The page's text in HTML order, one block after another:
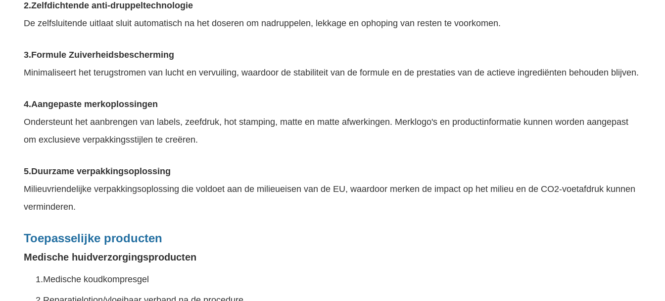
2.Zelfdichtende anti-druppeltechnologie
De zelfsluitende uitlaat sluit automatisch na het doseren om nadruppelen, lekkage en ophoping van resten te voorkomen.
3.Formule Zuiverheidsbescherming
Minimaliseert het terugstromen van lucht en vervuiling, waardoor de stabiliteit van de formule en de prestaties van de actieve ingrediënten behouden blijven.
4.Aangepaste merkoplossingen
Ondersteunt het aanbrengen van labels, zeefdruk, hot stamping, matte en matte afwerkingen. Merklogo's en productinformatie kunnen worden aangepast
om exclusieve verpakkingsstijlen te creëren.
5.Duurzame verpakkingsoplossing
Milieuvriendelijke verpakkingsoplossing die voldoet aan de milieueisen van de EU, waardoor merken de impact op het milieu en de CO2-voetafdruk kunnen
verminderen.
Toepasselijke producten
Medische huidverzorgingsproducten
1.Medische koudkompresgel